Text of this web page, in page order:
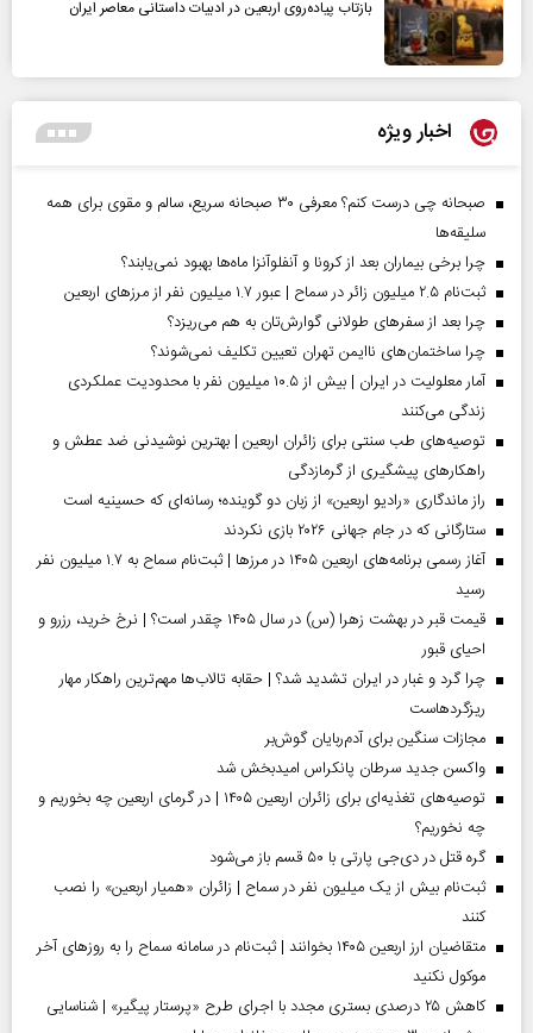
بازتاب پیاده‌روی اربعین در ادبیات داستانی معاصر ایران
اخبار ویژه
صبحانه چی درست کنم؟ معرفی ۳۰ صبحانه سریع، سالم و مقوی برای همه
سلیقه‌ها
چرا برخی بیماران بعد از کرونا و آنفلوآنزا ماه‌ها بهبود نمی‌یابند؟
ثبت‌نام ۲.۵ میلیون زائر در سماح | عبور ۱.۷ میلیون نفر از مرز‌های اربعین
چرا بعد از سفرهای طولانی گوارش‌تان به هم می‌ریزد؟
چرا ساختمان‌های ناایمن تهران تعیین تکلیف نمی‌شوند؟
آمار معلولیت در ایران | بیش از ۱۰.۵ میلیون نفر با محدودیت عملکردی
زندگی می‌کنند
توصیه‌های طب سنتی برای زائران اربعین | بهترین نوشیدنی ضد عطش و
راهکارهای پیشگیری از گرمازدگی
راز ماندگاری «رادیو اربعین» از زبان دو گوینده؛ رسانه‌ای که حسینیه است
ستارگانی که در جام جهانی ۲۰۲۶ بازی نکردند
آغاز رسمی برنامه‌های اربعین ۱۴۰۵ در مرز‌ها | ثبت‌نام سماح به ۱.۷ میلیون نفر
رسید
قیمت قبر در بهشت زهرا (س) در سال ۱۴۰۵ چقدر است؟ | نرخ خرید، رزرو و
احیای قبور
چرا گرد و غبار در ایران تشدید شد؟ | حقابه تالاب‌ها مهم‌ترین راهکار مهار
ریزگردهاست
مجازات سنگین برای آدم‌ربایان گوش‌بر
واکسن جدید سرطان پانکراس امیدبخش شد
توصیه‌های تغذیه‌ای برای زائران اربعین ۱۴۰۵ | در گرمای اربعین چه بخوریم و
چه نخوریم؟
گره قتل در دی‌جی پارتی با ۵۰ قسم باز می‌شود
ثبت‌نام بیش از یک میلیون نفر در سماح | زائران «همیار اربعین» را نصب
کنند
متقاضیان ارز اربعین ۱۴۰۵ بخوانند | ثبت‌نام در سامانه سماح را به روز‌های آخر
موکول نکنید
کاهش ۲۵ درصدی بستری مجدد با اجرای طرح «پرستار پیگیر» | شناسایی